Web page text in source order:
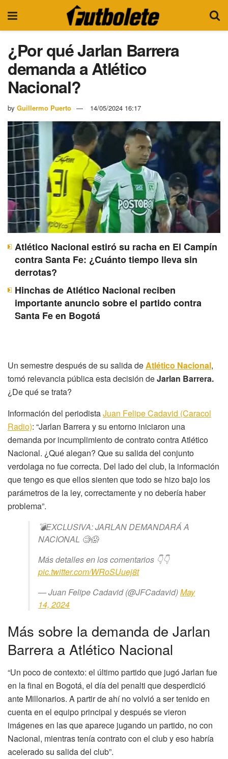
¿Por qué Jarlan Barrera
demanda a Atlético
Nacional?
by Guillermo Puerto 14/05/2024 16:17
Atlético Nacional estiró su racha en El Campín
contra Santa Fe: ¿Cuánto tiempo lleva sin
derrotas?
Hinchas de Atlético Nacional reciben
importante anuncio sobre el partido contra
Santa Fe en Bogotá
Un semestre después de su salida de Atlético Nacional,
tomó relevancia pública esta decisión deJarlan Barrera.
¿De qué se trata?
Información del periodistaJuan Felipe Cadavid (Caracol
Radio): “Jarlan Barrera y su entorno iniciaron una
demanda por incumplimiento de contrato contra Atlético
Nacional. ¿Qué alegan? Que su salida del conjunto
verdolaga no fue correcta. Del lado del club, la información
que tengo es que ellos sienten que todo se hizo bajo los
parámetros de la ley, correctamente y no debería haber
problema”.
💣EXCLUSIVA: JARLAN DEMANDARÁ A
NACIONAL 🧐😱
Más detalles en los comentarios 👇👇
pic.twitter.com/WRoSUuej8t
— Juan Felipe Cadavid (@JFCadavid)May
14, 2024
Más sobre la demanda de Jarlan
Barrera a Atlético Nacional
“Un poco de contexto: el último partido que jugó Jarlan fue
en la final en Bogotá, el día del penalti que desperdició
ante Millonarios. A partir de ahí no volvió a ser tenido en
cuenta en el equipo principal y después se vieron
imágenes en las que aparece jugando un partido, no con
Nacional, mientras tenía contrato con el club y eso habría
acelerado su salida del club”.